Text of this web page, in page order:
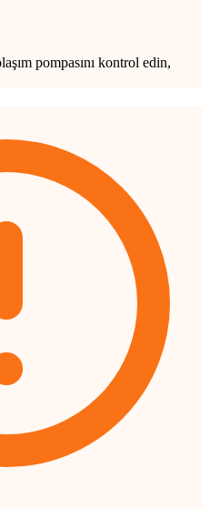
pompasını kontrol edin,